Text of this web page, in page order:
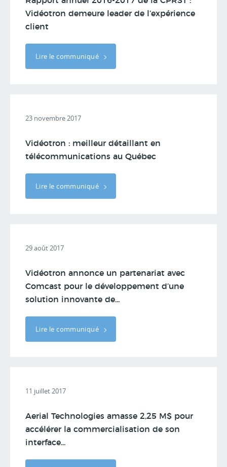
Vidéotron demeure leader de l’expérience
client
Lire le communiqué
23 novembre 2017
Vidéotron : meilleur détaillant en
télécommunications au Québec
Lire le communiqué
29 août 2017
Vidéotron annonce un partenariat avec
Comcast pour le développement d’une
solution innovante de...
Lire le communiqué
11 juillet 2017
Aerial Technologies amasse 2,25 M$ pour
accélérer la commercialisation de son
interface...